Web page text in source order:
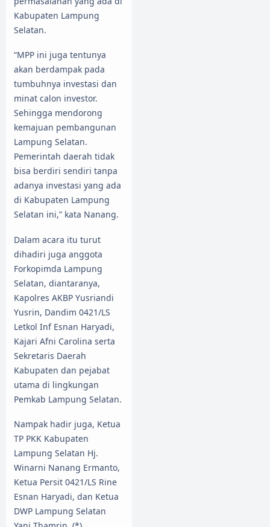
Kabupaten Lampung
Selatan.
“MPP ini juga tentunya
akan berdampak pada
tumbuhnya investasi dan
minat calon investor.
Sehingga mendorong
kemajuan pembangunan
Lampung Selatan.
Pemerintah daerah tidak
bisa berdiri sendiri tanpa
adanya investasi yang ada
di Kabupaten Lampung
Selatan ini,” kata Nanang.
Dalam acara itu turut
dihadiri juga anggota
Forkopimda Lampung
Selatan, diantaranya,
Kapolres AKBP Yusriandi
Yusrin, Dandim 0421/LS
Letkol Inf Esnan Haryadi,
Kajari Afni Carolina serta
Sekretaris Daerah
Kabupaten dan pejabat
utama di lingkungan
Pemkab Lampung Selatan.
Nampak hadir juga, Ketua
TP PKK Kabupaten
Lampung Selatan Hj.
Winarni Nanang Ermanto,
Ketua Persit 0421/LS Rine
Esnan Haryadi, dan Ketua
DWP Lampung Selatan